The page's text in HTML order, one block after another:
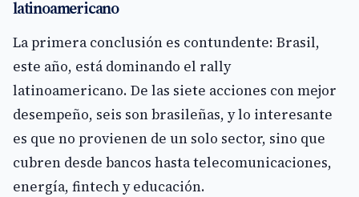
latinoamericano
La primera conclusión es contundente: Brasil,
este año, está dominando el rally
latinoamericano. De las siete acciones con mejor
desempeño, seis son brasileñas, y lo interesante
es que no provienen de un solo sector, sino que
cubren desde bancos hasta telecomunicaciones,
energía, fintech y educación.